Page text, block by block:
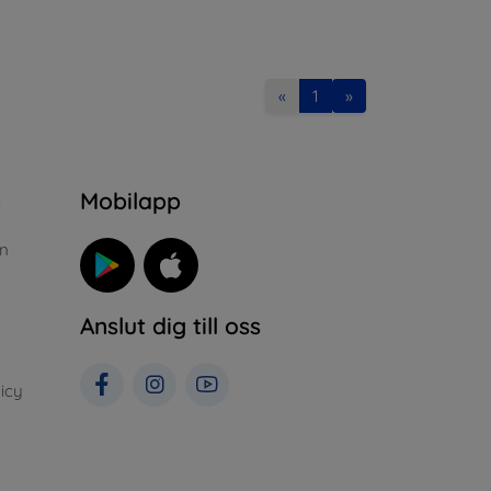
« 1 »
Mobilapp
Anslut dig till oss